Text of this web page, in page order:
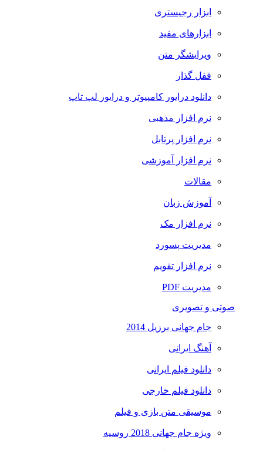
ابزار رجیستری
ابزارهای مفید
ویرایشگر متن
قفل گذار
دانلود درایور کامپیوتر و درایور لپ تاپ
نرم افزار مذهبی
نرم افزار پرتابل
نرم افزار آموزشی
مقالات
آموزش زبان
نرم افزار مک
مدیریت پسورد
نرم افزار تقویم
مدیریت PDF
صوتی و تصویری
جام جهانی برزیل 2014
آهنگ ایرانی
دانلود فیلم ایرانی
دانلود فیلم خارجی
موسیقی متن بازی و فیلم
ویژه جام جهانی 2018 روسیه